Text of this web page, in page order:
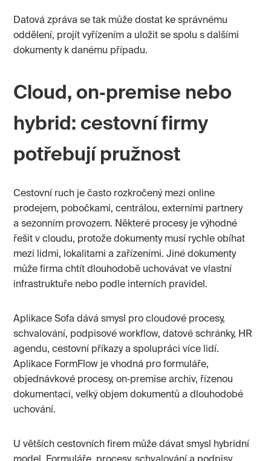
Datová zpráva se tak může dostat ke správnému
oddělení, projít vyřízením a uložit se spolu s dalšími
dokumenty k danému případu.
Cloud, on‑premise nebo
hybrid: cestovní firmy
potřebují pružnost
Cestovní ruch je často rozkročený mezi online
prodejem, pobočkami, centrálou, externími partnery
a sezonním provozem. Některé procesy je výhodné
řešit v cloudu, protože dokumenty musí rychle obíhat
mezi lidmi, lokalitami a zařízeními. Jiné dokumenty
může firma chtít dlouhodobě uchovávat ve vlastní
infrastruktuře nebo podle interních pravidel.
Aplikace Sofa dává smysl pro cloudové procesy,
schvalování, podpisové workflow, datové schránky, HR
agendu, cestovní příkazy a spolupráci více lidí.
Aplikace FormFlow je vhodná pro formuláře,
objednávkové procesy, on‑premise archiv, řízenou
dokumentaci, velký objem dokumentů a dlouhodobé
uchování.
U větších cestovních firem může dávat smysl hybridní